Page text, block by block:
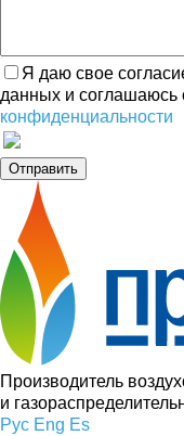
Я даю свое
данных и соглашаюсь
конфиденциальности
Производитель
и
Рус Eng Es